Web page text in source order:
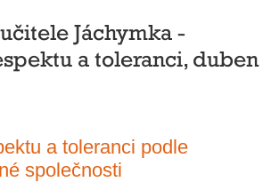
Jáchymka -
a toleranci, duben
a toleranci podle
společnosti